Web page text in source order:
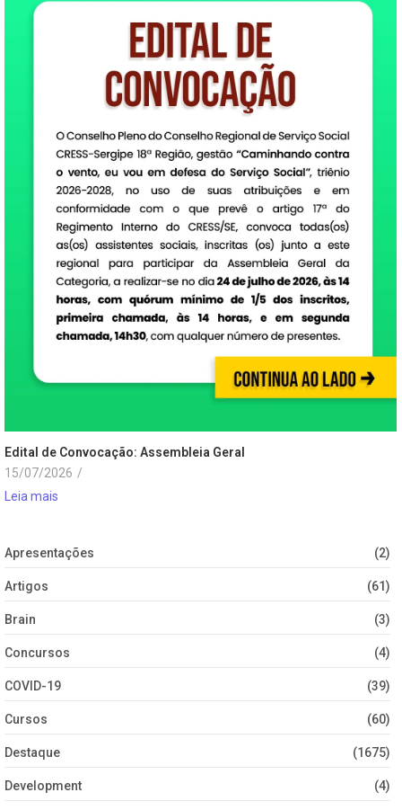
Edital de Convocação: Assembleia Geral
15/07/2026 /
Leia mais
Apresentações (2)
Artigos (61)
Brain (3)
Concursos (4)
COVID-19 (39)
Cursos (60)
Destaque (1675)
Development (4)